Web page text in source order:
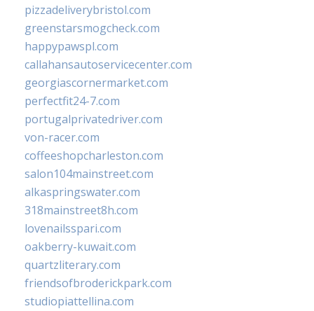
pizzadeliverybristol.com
greenstarsmogcheck.com
happypawspl.com
callahansautoservicecenter.com
georgiascornermarket.com
perfectfit24-7.com
portugalprivatedriver.com
von-racer.com
coffeeshopcharleston.com
salon104mainstreet.com
alkaspringswater.com
318mainstreet8h.com
lovenailsspari.com
oakberry-kuwait.com
quartzliterary.com
friendsofbroderickpark.com
studiopiattellina.com